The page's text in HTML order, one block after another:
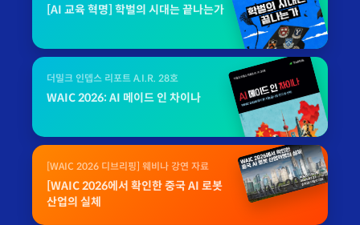
[AI 교육 혁명] 학벌의 시대는 끝나는가
더밀크 인뎁스 리포트 A.I.R. 28호
WAIC 2026: AI 메이드 인 차이나
[WAIC 2026 디브리핑] 웨비나 강연 자료
[WAIC 2026에서 확인한 중국 AI 로봇
산업의 실체